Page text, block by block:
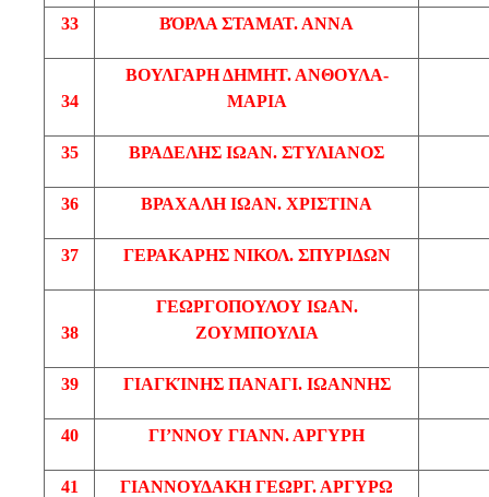
33 ΒΌΡΛΑ ΣΤΑΜΑΤ. ΑΝΝΑ
34
ΒΟΥΛΓΑΡΗΔΗΜΗΤ. ΑΝΘΟΥΛΑ-
ΜΑΡΙΑ
35 ΒΡΑΔΕΛΗΣ ΙΩΑΝ. ΣΤΥΛΙΑΝΟΣ
36 ΒΡΑΧΑΛΗ ΙΩΑΝ. ΧΡΙΣΤΙΝΑ
37 ΓΕΡΑΚΑΡΗΣ ΝΙΚΟΛ. ΣΠΥΡΙΔΩΝ
38
ΓΕΩΡΓΟΠΟΥΛΟΥ ΙΩΑΝ.
ΖΟΥΜΠΟΥΛΙΑ
39 ΓΙΑΓΚΊΝΗΣ ΠΑΝΑΓΙ. ΙΩΑΝΝΗΣ
40 ΓΙ’ΝΝΟΥ ΓΙΑΝΝ. ΑΡΓΥΡΗ
41 ΓΙΑΝΝΟΥΔΑΚΗ ΓΕΩΡΓ. ΑΡΓΥΡΩ